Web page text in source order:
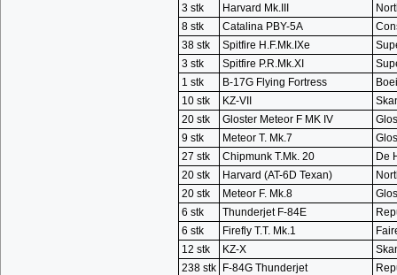
3 stk
Harvard Mk.III
8 stk
Catalina PBY-5A
38 stk
Spitfire H.F.Mk.IXe
3 stk
Spitfire P.R.Mk.XI
1 stk
B-17G Flying Fortress
10 stk
KZ-VII
20 stk
Gloster Meteor F MK IV
9 stk
Meteor T. Mk.7
27 stk
Chipmunk T.Mk. 20
De
20 stk
Harvard (AT-6D Texan)
20 stk
Meteor F. Mk.8
6 stk
Thunderjet F-84E
6 stk
Firefly T.T. Mk.1
12 stk
KZ-X
238 stk
F-84G Thunderjet